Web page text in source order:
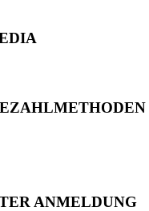
ANMELDUNG